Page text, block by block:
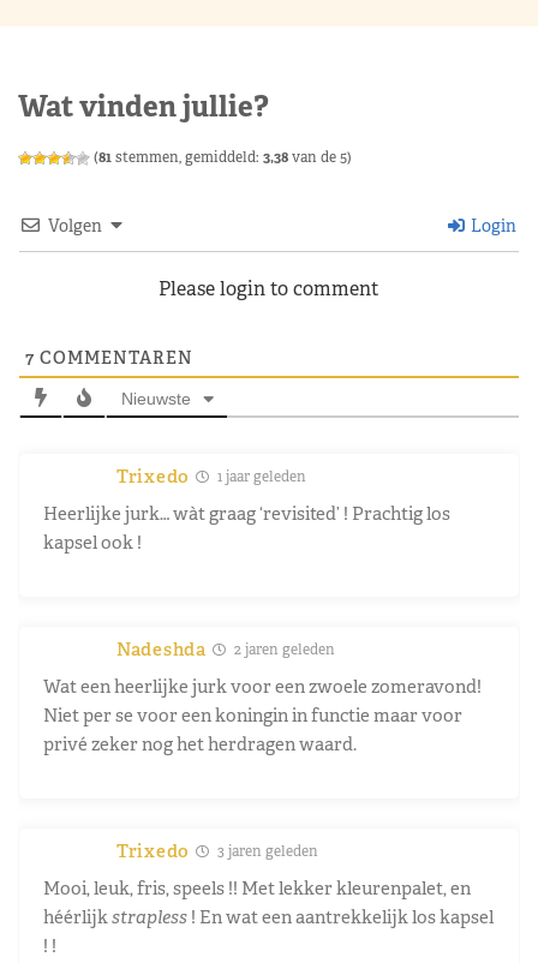
Wat vinden jullie?
(81stemmen, gemiddeld: 3,38van de 5)
Volgen Login
Please login to comment
7 COMMENTAREN
Nieuwste
Trixedo 1 jaar geleden
Heerlijke jurk… wàt graag ‘revisited’ ! Prachtig los
kapsel ook !
Nadeshda 2 jaren geleden
Wat een heerlijke jurk voor een zwoele zomeravond!
Niet per se voor een koningin in functie maar voor
privé zeker nog het herdragen waard.
Trixedo 3 jaren geleden
Mooi, leuk, fris, speels !! Met lekker kleurenpalet, en
héérlijkstrapless ! En wat een aantrekkelijk los kapsel
! !